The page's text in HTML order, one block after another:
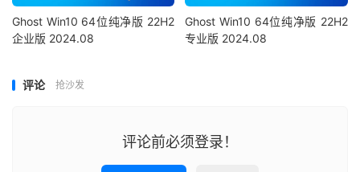
Ghost Win10 64位纯净版 22H2
企业版 2024.08
Ghost Win10 64位纯净版 22H2
专业版 2024.08
评论 抢沙发
评论前必须登录！